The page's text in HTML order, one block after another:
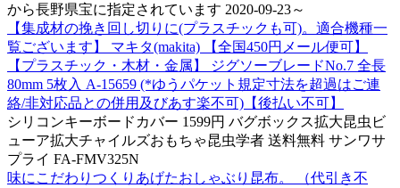
から長野県宝に指定されています 2020-09-23～
【集成材の挽き回し切りに(プラスチックも可)。適合機種一
覧ございます】 マキタ(makita) 【全国450円メール便可】
【プラスチック・木材・金属】 ジグソーブレードNo.7 全長
80mm 5枚入 A-15659 (*ゆうパケット規定寸法を超過はご連
絡/非対応品との併用及びあす楽不可)【後払い不可】
シリコンキーボードカバー 1599円 バグボックス拡大昆虫ビ
ューア拡大チャイルズおもちゃ昆虫学者 送料無料 サンワサ
プライ FA-FMV325N
味にこだわりつくりあげたおしゃぶり昆布。 （代引き不